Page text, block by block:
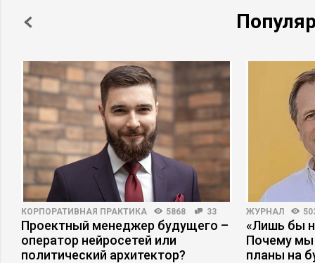
КОРПОРАТИВНАЯ ПРАКТИКА 5868 33
Проектный менеджер будущего –
оператор нейросетей или
политический архитектор?
ЖУРНАЛ
«Лишь бы
Почему мы
планы на